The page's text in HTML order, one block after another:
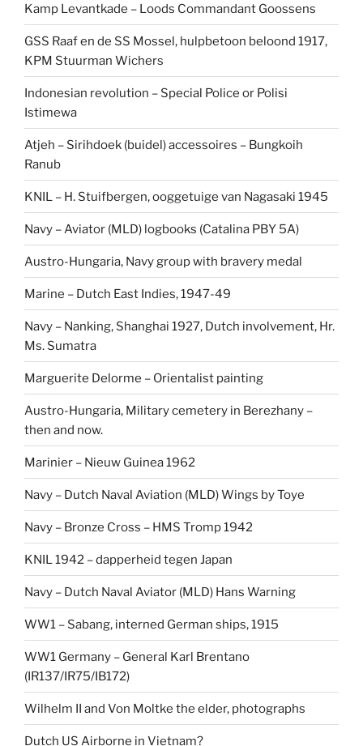
Kamp Levantkade – Loods Commandant Goossens
GSS Raaf en de SS Mossel, hulpbetoon beloond 1917,
KPM Stuurman Wichers
Indonesian revolution – Special Police or Polisi
Istimewa
Atjeh – Sirihdoek (buidel) accessoires – Bungkoih
Ranub
KNIL – H. Stuifbergen, ooggetuige van Nagasaki 1945
Navy – Aviator (MLD) logbooks (Catalina PBY 5A)
Austro-Hungaria, Navy group with bravery medal
Marine – Dutch East Indies, 1947-49
Navy – Nanking, Shanghai 1927, Dutch involvement, Hr.
Ms. Sumatra
Marguerite Delorme – Orientalist painting
Austro-Hungaria, Military cemetery in Berezhany –
then and now.
Marinier – Nieuw Guinea 1962
Navy – Dutch Naval Aviation (MLD) Wings by Toye
Navy – Bronze Cross – HMS Tromp 1942
KNIL 1942 – dapperheid tegen Japan
Navy – Dutch Naval Aviator (MLD) Hans Warning
WW1 – Sabang, interned German ships, 1915
WW1 Germany – General Karl Brentano
(IR137/IR75/IB172)
Wilhelm II and Von Moltke the elder, photographs
Dutch US Airborne in Vietnam?